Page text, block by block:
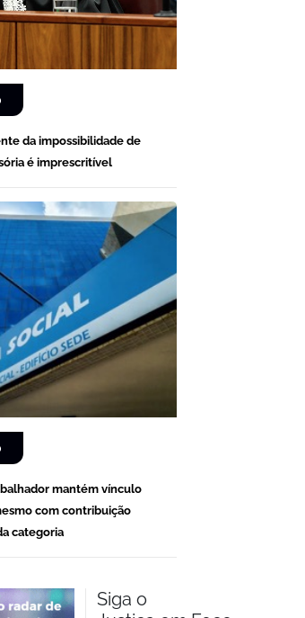
da impossibilidade de
é imprescritível
mantém vínculo
com contribuição
categoria
Siga o